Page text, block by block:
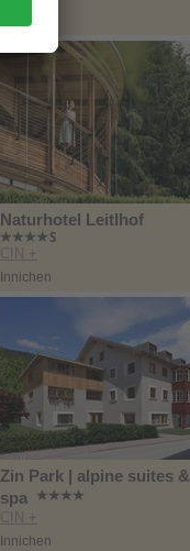
Naturhotel Leitlhof
CIN +
Innichen
Zin Park | alpine suites &
spa
CIN +
Innichen